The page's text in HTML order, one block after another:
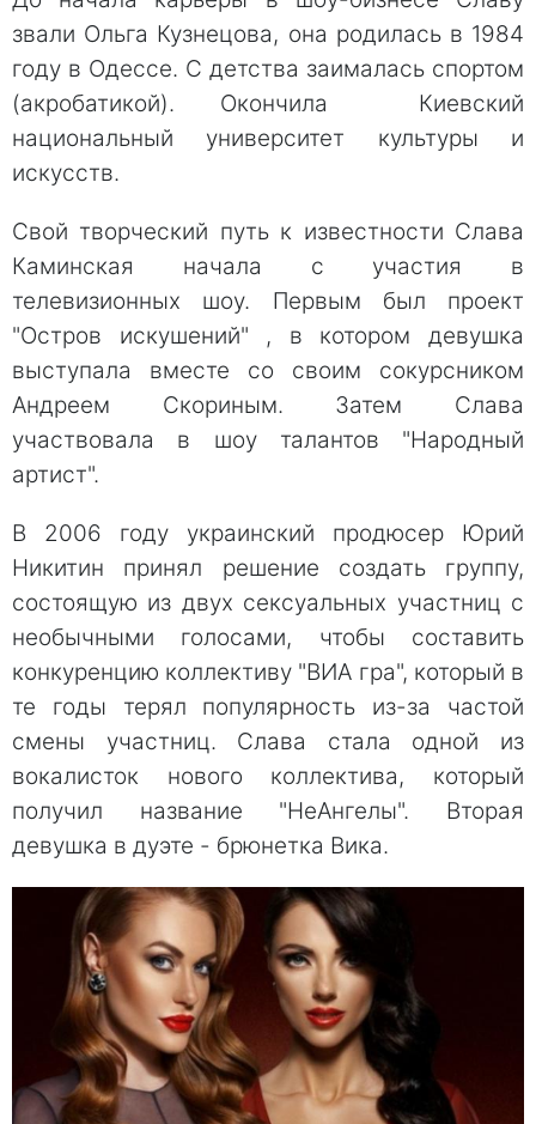
звали Ольга Кузнецова, она родилась в 1984
году в Одессе. С детства заималась спортом
(акробатикой). Окончила Киевский
национальный университет культуры и
искусств.
Свой творческий путь к известности Слава
Каминская начала с участия в
телевизионных шоу. Первым был проект
"Остров искушений" , в котором девушка
выступала вместе со своим сокурсником
Андреем Скориным. Затем Слава
участвовала в шоу талантов "Народный
артист".
В 2006 году украинский продюсер Юрий
Никитин принял решение создать группу,
состоящую из двух сексуальных участниц с
необычными голосами, чтобы составить
конкуренцию коллективу "ВИА гра", который в
те годы терял популярность из-за частой
смены участниц. Слава стала одной из
вокалисток нового коллектива, который
получил название "НеАнгелы". Вторая
девушка в дуэте - брюнетка Вика.